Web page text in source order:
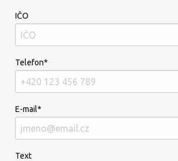
IČO
Telefon*
E-mail*
Text